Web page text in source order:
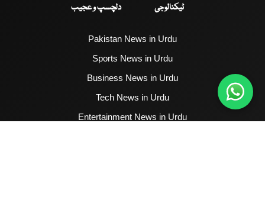
ٹیکنالوجی
دلچسپ و عجیب
Pakistan News in Urdu
Sports News in Urdu
Business News in Urdu
Tech News in Urdu
Entertainment News in Urdu